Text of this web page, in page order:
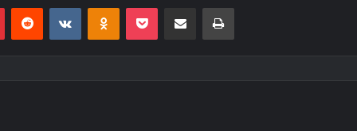
PinterestReddit VKontakteOdnoklassniki
Pocket E-Posta ile paylaş Yazdır